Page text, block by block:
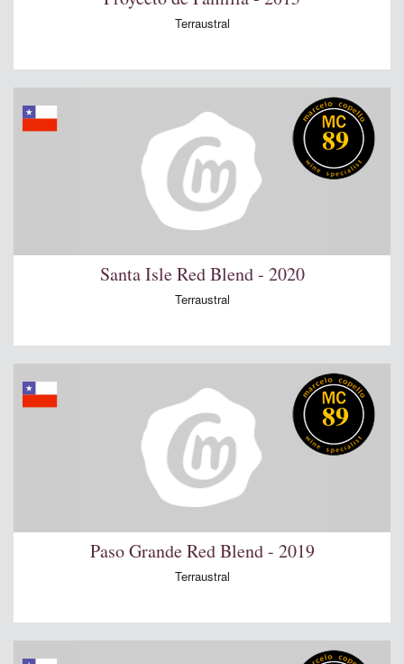
Terraustral
89
Santa Isle Red Blend - 2020
Terraustral
89
Paso Grande Red Blend - 2019
Terraustral